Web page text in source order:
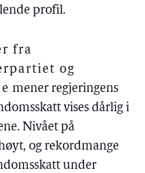
profil.
fra
og
mener regjeringens
vises dårlig i
Nivået på
og rekordmange
under